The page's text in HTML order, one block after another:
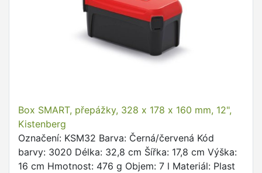
Box SMART, přepážky, 328 x 178 x 160 mm, 12",
Kistenberg
Označení: KSM32 Barva: Černá/červená Kód
barvy: 3020 Délka: 32,8 cm Šířka: 17,8 cm Výška:
16 cm Hmotnost: 476 g Objem: 7 l Materiál: Plast